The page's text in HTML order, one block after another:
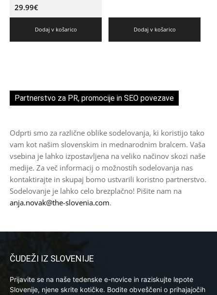
29.99€
Dodaj v košarico Dodaj v košarico
Partnerstvo za PR, promocije in SEO povezave
Odprti smo za različne oblike sodelovanja, ki koristijo tako
vam kot našim slovenskim in mednarodnim bralcem. Vaša
vsebina je lahko izpostavljena na veliko načinov skozi naše
medije. Za več informacij o možnostih sodelovanja nas
kontaktirajte in skupaj bomo ustvarili koristno partnerstvo.
Sodelovanje je lahko celo brezplačno! Pišite nam na
anja.novak@the-slovenia.com.
ČUDEŽI IZ SLOVENIJE
Prijavite se na naše tedenske e-novice in raziskujte lepote
Slovenije, njene skrite kotičke. Bodite obveščeni o prihajajočih